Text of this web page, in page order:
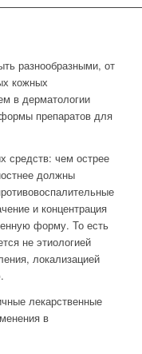
разнообразными, от
кожных
в дерматологии
препаратов для
средств: чем острее
должны
и концентрация
форму. То есть
не этиологией
локализацией
лекарственные
в